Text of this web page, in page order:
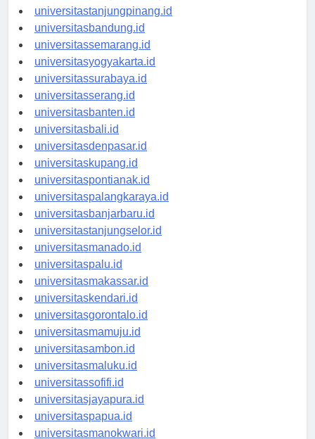
universitaspangkalpinang.id
universitastanjungpinang.id
universitasbandung.id
universitassemarang.id
universitasyogyakarta.id
universitassurabaya.id
universitasserang.id
universitasbanten.id
universitasbali.id
universitasdenpasar.id
universitaskupang.id
universitaspontianak.id
universitaspalangkaraya.id
universitasbanjarbaru.id
universitastanjungselor.id
universitasmanado.id
universitaspalu.id
universitasmakassar.id
universitaskendari.id
universitasgorontalo.id
universitasmamuju.id
universitasambon.id
universitasmaluku.id
universitassofifi.id
universitasjayapura.id
universitaspapua.id